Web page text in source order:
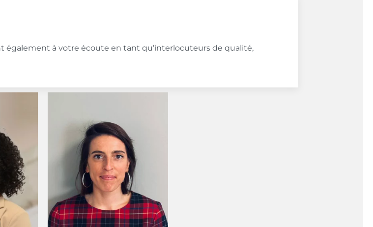
également à votre écoute en tant qu’interlocuteurs de qualité,